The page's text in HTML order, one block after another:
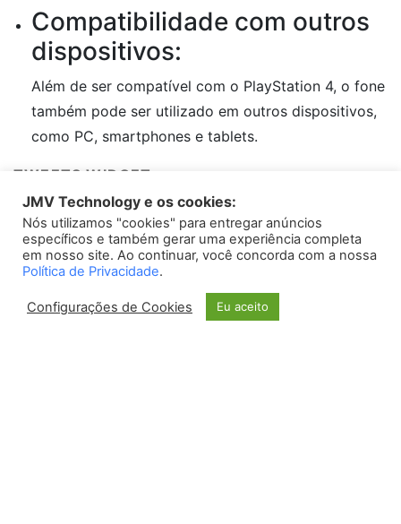
Compatibilidade com outros
dispositivos:
Além de ser compatível com o PlayStation 4, o fone
também pode ser utilizado em outros dispositivos,
como PC, smartphones e tablets.
Controles intuitivos:
Ele possui controles de fácil acesso, o que permite
ajustar o volume do áudio e controlar o microfone
sem a necessidade de interromper o jogo.
TWEETS WIDGET
Please installoAuth Twitter Feed for Developers
JMV Technology e os cookies:
Nós utilizamos "cookies" para entregar anúncios
específicos e também gerar uma experiência completa
em nosso site. Ao continuar, você concorda com a nossa
Política de Privacidade.
Configurações de Cookies Eu aceito